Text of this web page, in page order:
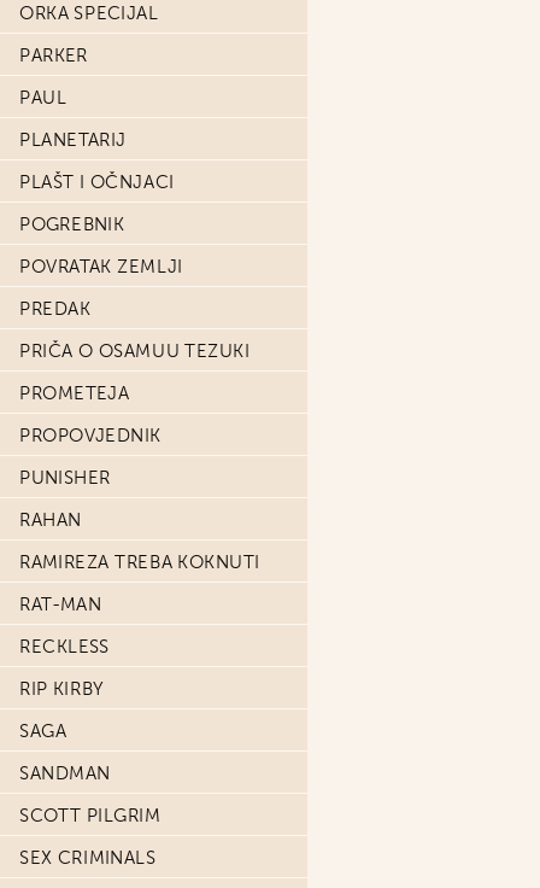
ORKA SPECIJAL
PARKER
PAUL
PLANETARIJ
PLAŠT I OČNJACI
POGREBNIK
POVRATAK ZEMLJI
PREDAK
PRIČA O OSAMUU TEZUKI
PROMETEJA
PROPOVJEDNIK
PUNISHER
RAHAN
RAMIREZA TREBA KOKNUTI
RAT-MAN
RECKLESS
RIP KIRBY
SAGA
SANDMAN
SCOTT PILGRIM
SEX CRIMINALS